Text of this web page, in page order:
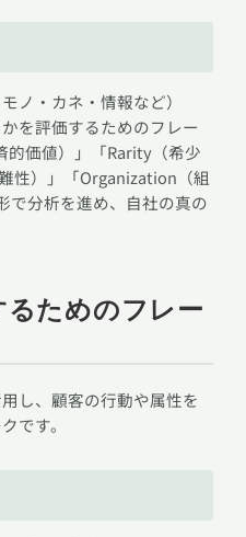
ノ・カネ・情報など）
を評価するためのフレー
的価値）」「Rarity（希少
性）」「Organization（組
で分析を進め、自社の真の
るためのフレー
し、顧客の行動や属性を
です。